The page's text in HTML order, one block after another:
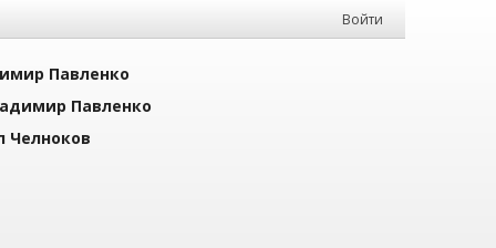
Войти
Павленко
Павленко
Челноков